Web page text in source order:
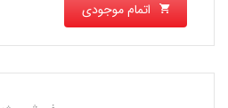
اتمام موجودی